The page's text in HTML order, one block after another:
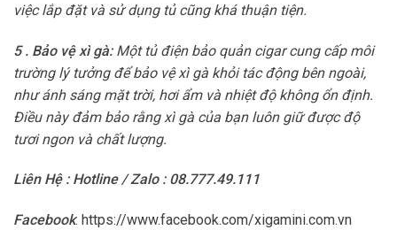
việc lắp đặt và sử dụng tủ cũng khá thuận tiện.
5 . Bảo vệ xì gà:Một tủ điện bảo quản cigar cung cấp môi
trường lý tưởng để bảo vệ xì gà khỏi tác động bên ngoài,
như ánh sáng mặt trời, hơi ẩm và nhiệt độ không ổn định.
Điều này đảm bảo rằng xì gà của bạn luôn giữ được độ
tươi ngon và chất lượng.
Liên Hệ : Hotline / Zalo : 08.777.49.111
Facebook: https://www.facebook.com/xigamini.com.vn